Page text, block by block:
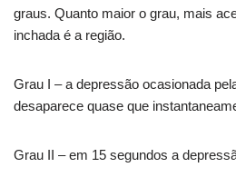
graus. Quanto maior o grau, mais
inchada é a região.
Grau I – a depressão ocasionada
desaparece quase que
Grau II – em 15 segundos a